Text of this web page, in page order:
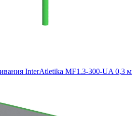
InterAtletika MF1.3-300-UA 0,3 м